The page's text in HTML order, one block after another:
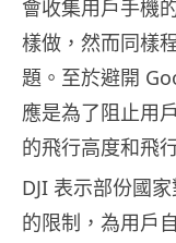
會收集用戶手機
樣做，然而同樣
題。至於避開
應是為了阻止用
的飛行高度和飛
DJI 表示部份國
的限制，為用戶